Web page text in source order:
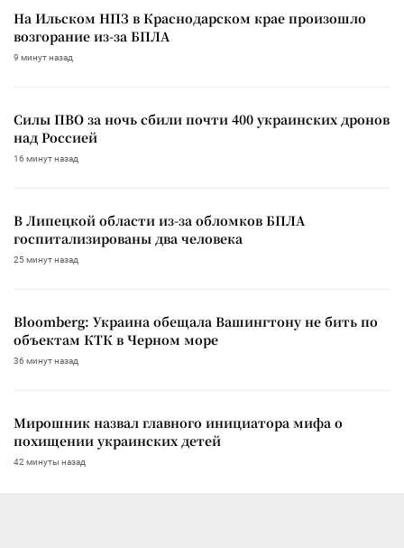
На Ильском НПЗ в Краснодарском крае произошло
возгорание из-за БПЛА
9 минут назад
Силы ПВО за ночь сбили почти 400 украинских дронов
над Россией
16 минут назад
В Липецкой области из-за обломков БПЛА
госпитализированы два человека
25 минут назад
Bloomberg: Украина обещала Вашингтону не бить по
объектам КТК в Черном море
36 минут назад
Мирошник назвал главного инициатора мифа о
похищении украинских детей
42 минуты назад